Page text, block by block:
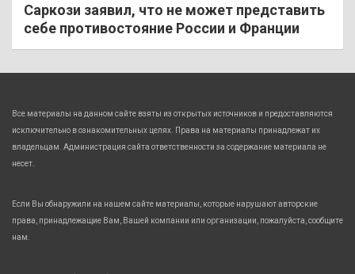
Саркози заявил, что не может представить
себе противостояние России и Франции
Все материалы на данном сайте взяты из открытых источников и предоставляются
исключительно в ознакомительных целях. Права на материалы принадлежат их
владельцам. Администрация сайта ответственности за содержание материала не
несет.
Если Вы обнаружили на нашем сайте материалы, которые нарушают авторские
права, принадлежащие Вам, Вашей компании или организации, пожалуйста, сообщите
нам.